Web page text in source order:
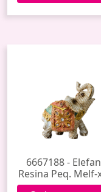
6667188 -
Resina Peq. Melf-